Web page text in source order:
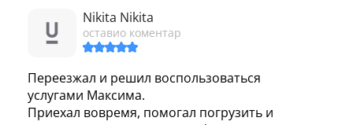
Nikita Nikita
оставио коментар
Переезжал и решил воспользоваться
услугами Максима.
Приехал вовремя, помогал погрузить и